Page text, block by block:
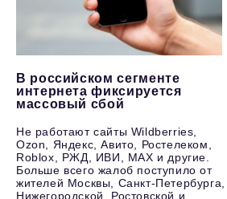
В российском сегменте
интернета фиксируется
массовый сбой
Не работают сайты Wildberries,
Ozon, Яндекс, Авито, Ростелеком,
Roblox, РЖД, ИВИ, MAX и другие.
Больше всего жалоб поступило от
жителей Москвы, Санкт-Петербурга,
Нижегородской, Ростовской и